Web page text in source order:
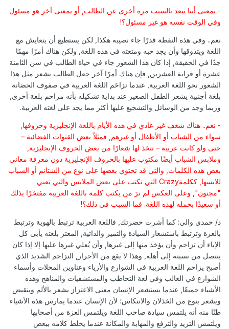
- بمعنى أننا نبعد بالسبب مرة أخرى عن الطالب, أو بمعنى آخر هو مسئول
وفي الوقت نفسه هو غير مسئول؟!
نعم.. وفي هذه النقطة قدرًا جاء نصيبه هكذا, لكن يستطيع أن يتعايش مع
اللغة ويتذوقها وأن يجد حبه ومتعته في هذه اللغة, ولكن هناك أمرًا مهمًا
جدًا في الحقيقة, إذا كان هذا الشعور جاء في حياة الطالب في سن الثامنة
عشرة أو قرابة العشرين, فإن هناك أمرًا آخر جعل الطالب يشعر مثل هذا
الشعور نحو اللغة العربية, عندما تزاحَم اللغة العربية في صفوف الحضانة
بلغة أجنبية يشعر الطفل الصغير عند بداية تشكيله بأنه مزاحم بلغة أخرى,
وربما وجد من الوسائل والتشجيع عليها أكثر مما يجد على لغته العربية.
- نعم.. هناك شغف غير عادي في هذه الأيام باللغة الإنجليزية وحروفها,
سواء من الشباب أو الأطفال أو غيرهم, فمثلاً بعض القنوات الفضائية –
حتى ولو كانت عربية – تتخذ لها شعارًا من بعض الحروف الإنجليزية,
وملابس الشباب أيضًا مكتوب عليها بالحروف الإنجليزية دون معرفة معاني
بعض هذه الكلمات, والتي قد تحتوي بعضها على نوع من الشتائم أو السباب
للابسها, ككلمةCrazy التي تكتب على بعض الملابس والتي تعني
"مجنون", وعلى العكس لم نرَ من يكتب كلمة باللغة العربية مفتخرًا بذلك
أو سعيدًا بحمله لهذه اللغة. فما السبب في ذلك؟!
د/ حمدي والي: كما أشرت حضرتك, فاللغة العربية ترتبط بالهوية وترتبط
بالعزة وترتبط باستشعار السيادة والتميز والذاتية, المعتز بلغته يأبى كل
الإباء أن تزاحم وأن يؤخذ منها إلى غيرها, وأن يُعلي غيرها عليها إلا إذا كان
يتنصل من نسبته إلى أهله, وهذا لا يقع من الأحرار, التزاحم الشديد الذي
أصبح يزاحم اللغة العربية في الشوارع والأزياء وعناوين المحلات وأسماء
الشوارع في الغالب وفي لغة التخاطب والمستشفيات والمناهج وهذه
الأشياء جميعًا, عندما يستشعر الإنسان معنى الاعتزاز يشعر بالألم وينقبض
ويشعر بنوع من الخذلان والانتكاس؛ لأن الإنسان عندما يمارس هذه الأشياء
ظنًا منه أنه يلتمس سيادة صاحب اللغة ويلتمس العزة من أصحابها
ويلتمس التزيد والترفع والمهابة والمكانة عندما يخلط كلامه ببعض